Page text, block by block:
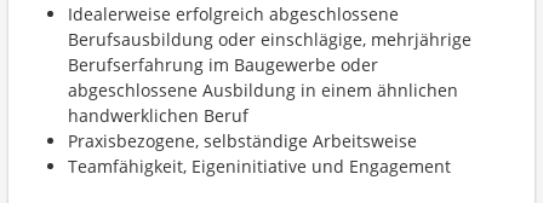
Idealerweise erfolgreich abgeschlossene
Berufsausbildung oder einschlägige, mehrjährige
Berufserfahrung im Baugewerbe oder
abgeschlossene Ausbildung in einem ähnlichen
handwerklichen Beruf
Praxisbezogene, selbständige Arbeitsweise
Teamfähigkeit, Eigeninitiative und Engagement